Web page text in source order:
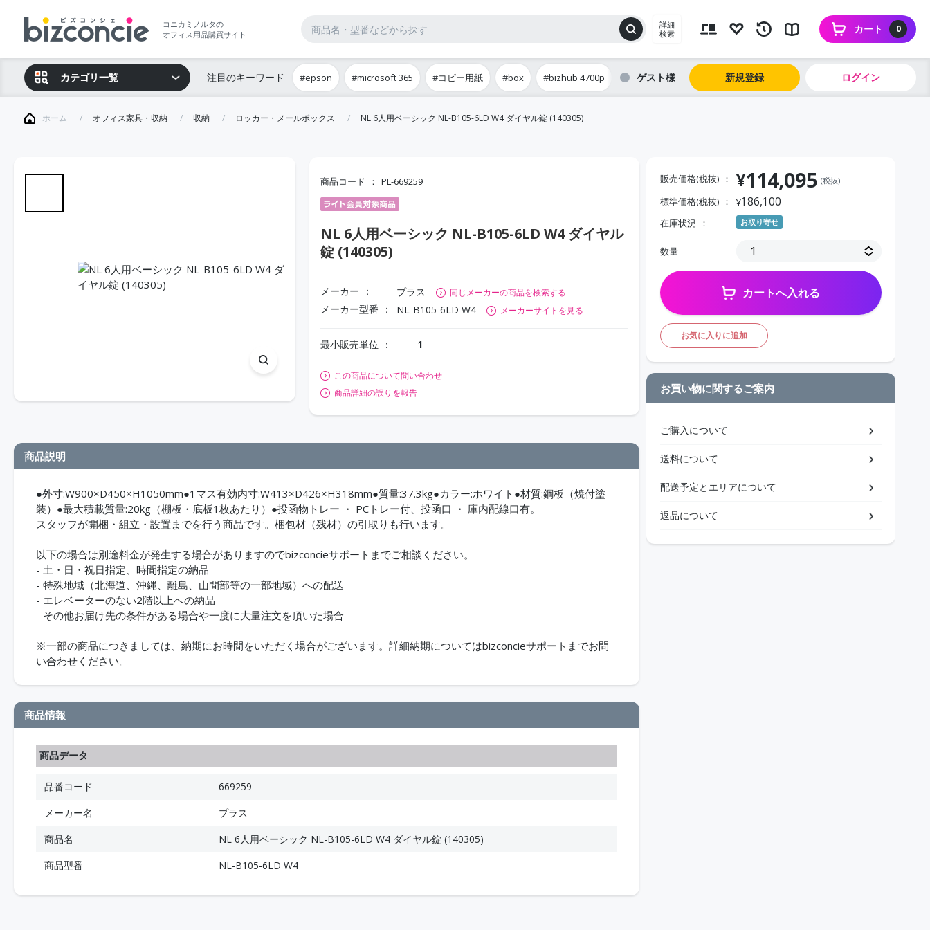
コニカミノルタの
オフィス用品購買サイト
詳細
検索
0
カート
カテゴリ一覧 注目のキーワード #epson #microsoft 365 #コピー用紙 #box #bizhub 4700p ゲスト 新規登録 ログイン
ホーム オフィス家具・収納 収納 ロッカー・メールボックス NL 6人用ベーシック NL-B105-6LD W4 ダイヤル錠 (140305)
商品コード PL-669259
NL 6人用ベーシック NL-B105-6LD W4 ダイヤル
錠 (140305)
メーカー プラス 同じメーカーの商品を検索する
メーカー型番 NL-B105-6LD W4 メーカーサイトを見る
最小販売単位 1
この商品について問い合わせ
商品詳細の誤りを報告
商品説明
●外寸:W900×D450×H1050mm●1マス有効内寸:W413×D426×H318mm●質量:37.3kg●カラー:ホワイト●材質:鋼板（焼付塗
装）●最大積載質量:20kg（棚板・底板1枚あたり）●投函物トレー ・ PCトレー付、投函口 ・ 庫内配線口有。
スタッフが開梱・組立・設置までを行う商品です。梱包材（残材）の引取りも行います。
以下の場合は別途料金が発生する場合がありますのでbizconcieサポートまでご相談ください。
- 土・日・祝日指定、時間指定の納品
- 特殊地域（北海道、沖縄、離島、山間部等の一部地域）への配送
- エレベーターのない2階以上への納品
- その他お届け先の条件がある場合や一度に大量注文を頂いた場合
※一部の商品につきましては、納期にお時間をいただく場合がございます。詳細納期についてはbizconcieサポートまでお問
い合わせください。
商品情報
商品データ
品番コード
669259
メーカー名
プラス
商品名
NL 6人用ベーシック NL-B105-6LD W4 ダイヤル錠 (140305)
商品型番
NL-B105-6LD W4
販売価格(税抜) ¥114,095 (税抜)
標準価格(税抜) ¥186,100
在庫状況 お取り寄せ
数量
カートへ入れる
お気に入りに追加
お買い物に関するご案内
ご購入について
送料について
配送予定とエリアについて
返品について